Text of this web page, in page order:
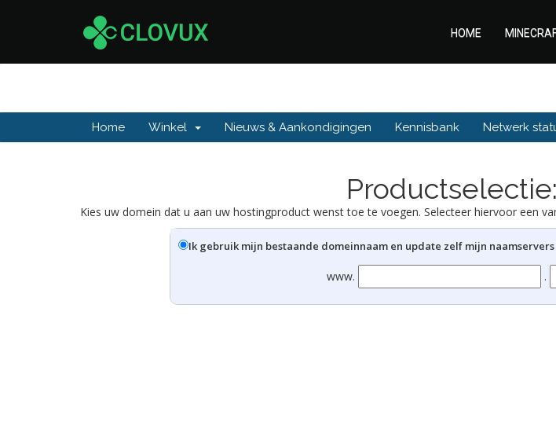
HOME
Home Winkel Nieuws & Aankondigingen Kennisbank Netwerk
Kies uw domein dat u aan uw hostingproduct wenst toe te voegen. Selecteer hiervoor een
Ik gebruik mijn bestaande domeinnaam en update zelf mijn naamservers
www. .